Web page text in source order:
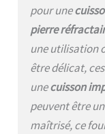
pour une
pierre
une utilisation
être délicat,
unecuisson
peuvent être
maîtrisé, ce